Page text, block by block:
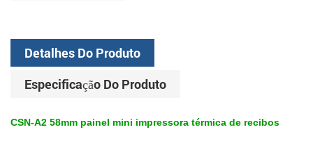
Detalhes Do Produto
Especificação Do Produto
CSN-A2 58mm painel mini impressora térmica de recibos